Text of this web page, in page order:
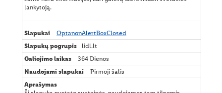
ųlankytoją.
OptanonAlertBoxClosed
lidl.lt
364 Dienos
Pirmoji šalis